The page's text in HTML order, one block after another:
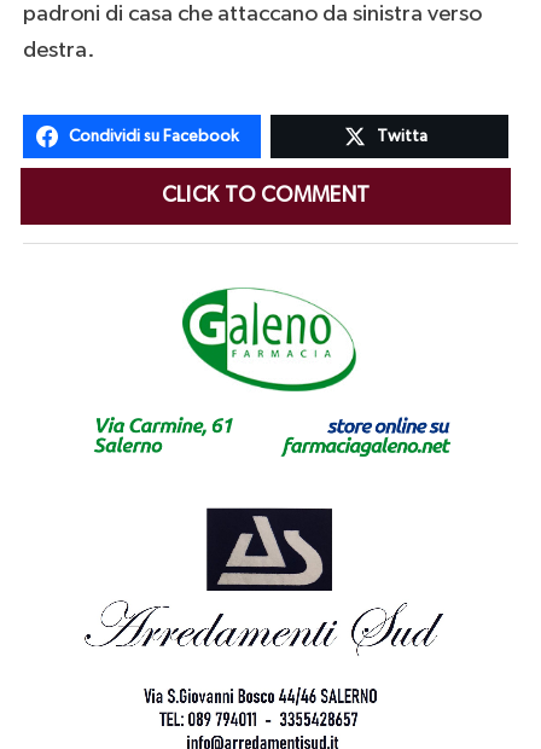
padroni di casa che attaccano da sinistra verso
destra.
Condividi su Facebook Twitta
CLICK TO COMMENT